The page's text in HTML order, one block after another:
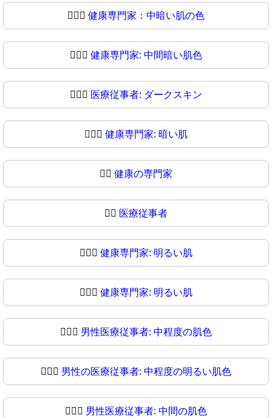
🧑🏾‍⚕️ 健康専門家：中暗い肌の色
🧑🏾‍⚕ 健康専門家: 中間暗い肌色
🧑🏿‍⚕️ 医療従事者: ダークスキン
🧑🏿‍⚕ 健康専門家: 暗い肌
👨‍⚕️ 健康の専門家
👨‍⚕ 医療従事者
👨🏻‍⚕️ 健康専門家: 明るい肌
👨🏻‍⚕ 健康専門家: 明るい肌
👨🏼‍⚕️ 男性医療従事者: 中程度の肌色
👨🏼‍⚕ 男性の医療従事者: 中程度の明るい肌色
👨🏽‍⚕️ 男性医療従事者: 中間の肌色